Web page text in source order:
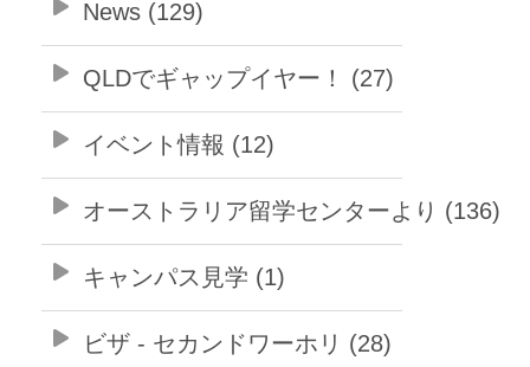
News (129)
QLDでギャップイヤー！ (27)
イベント情報 (12)
オーストラリア留学センターより (136)
キャンパス見学 (1)
ビザ - セカンドワーホリ (28)